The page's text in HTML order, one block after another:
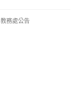
教務處公告